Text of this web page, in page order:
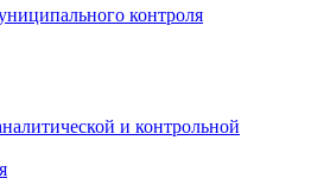
контроля
и контрольной